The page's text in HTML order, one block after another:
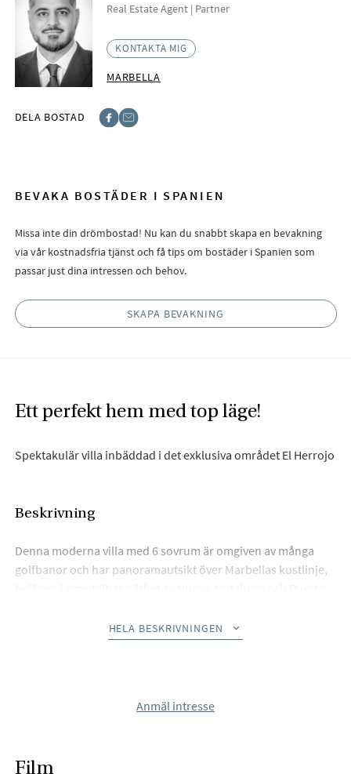
Real Estate Agent | Partner
KONTAKTA MIG
MARBELLA
DELA BOSTAD
BEVAKA BOSTÄDER I SPANIEN
Missa inte din drömbostad! Nu kan du snabbt skapa en bevakning
via vår kostnadsfria tjänst och få tips om bostäder i Spanien som
passar just dina intressen och behov.
SKAPA BEVAKNING
Ett perfekt hem med top läge!
Spektakulär villa inbäddad i det exklusiva området El Herrojo
Beskrivning
Denna moderna villa med 6 sovrum är omgiven av många
golfbanor och har panoramautsikt över Marbellas kustlinje,
Utsökt renoverad i modern stil, villan på 3 våningar är ett
paradis för familj och vänner och erbjuder ljuset och utsikten
När du går in i entrén möts du av en expansiv öppen
enormt fullt utrustat kök som leder direkt ut till den tropiska
HELA BESKRIVNINGEN
Anmäl intresse
Film